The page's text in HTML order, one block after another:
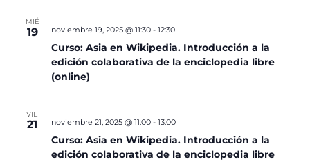
MIÉ
19
Curso: Asia en Wikipedia. Introducción a la
edición colaborativa de la enciclopedia libre
(online)
noviembre 19, 2025 @ 11:30- 12:30
VIE
21
Curso: Asia en Wikipedia. Introducción a la
edición colaborativa de la enciclopedia libre
noviembre 21, 2025 @ 11:00- 13:00